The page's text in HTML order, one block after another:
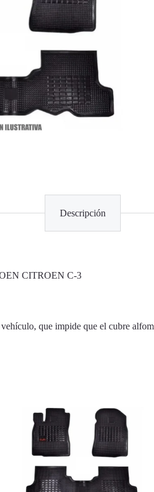
Descripción
CITROEN C-3
que impide que el cubre